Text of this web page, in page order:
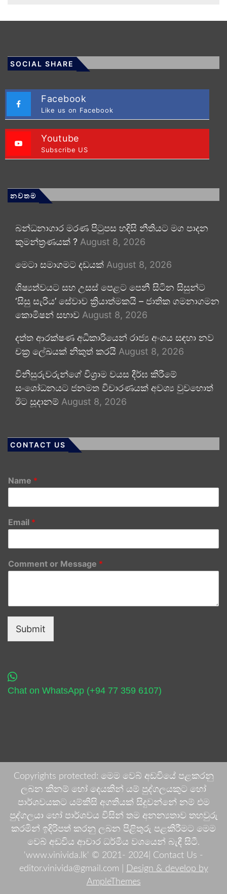
SOCIAL SHARE
Facebook
Like us on Facebook
Youtube
Subscribe US
නවතම
බන්ධනාගාර මරණ පිටුපස හදිසි නීතියට මග පාදන
කුමන්ත්‍රණයක් ? August 8, 2026
මෙටා සමාගමට දඩයක් August 8, 2026
ශිෂ්‍යත්වයට සහ උසස් පෙළට පෙනී සිටින සිසුන්ට
‘සිසු සැරිය’ සේවාව ක්‍රියාත්මකයි – ජාතික ගමනාගමන
කොමිෂන් සභාව August 8, 2026
දත්ත ආරක්ෂණ අධිකාරියෙන් රාජ්‍ය අංශය සඳහා නව
චක්‍ර ලේඛයක් නිකුත් කරයි August 8, 2026
විනිසුරුවරුන්ගේ විශ්‍රාම වයස දීර්ඝ කිරීමේ
සංශෝධනයට ජනමත විචාරණයක් අවශ්‍ය වුවහොත්
ඊට සූදානම් August 8, 2026
CONTACT US
Name *
Email *
Comment or Message *
Submit
Chat on WhatsApp (+94 77 359 6107)
Copyrights protected: මෙම වෙබ් අඩවියේ පළකරනු
ලබන කිනම් හෝ දෙයකින් යම් පුද්ගලයකුට හෝ
පාර්ශවයකට යම්කිසි අගතියක් සිදුවන්නේ නම් එම
පුද්ගලයා හෝ පාර්ශවය විසින් තම අනන්‍යතාව තහවුරු
කරමින් ඉදිරිපත් කරනු ලබන පිළිතුරු පළකිරීමට මෙම
වෙබ් අඩවිය ආචාර ධර්මීය වශයෙන් බැඳී සිටී.
'www.vinivida.lk' © 2021- 2024| Contact Us -
editor.vinivida@gmail.com |
Design & develop by
AmpleThemes